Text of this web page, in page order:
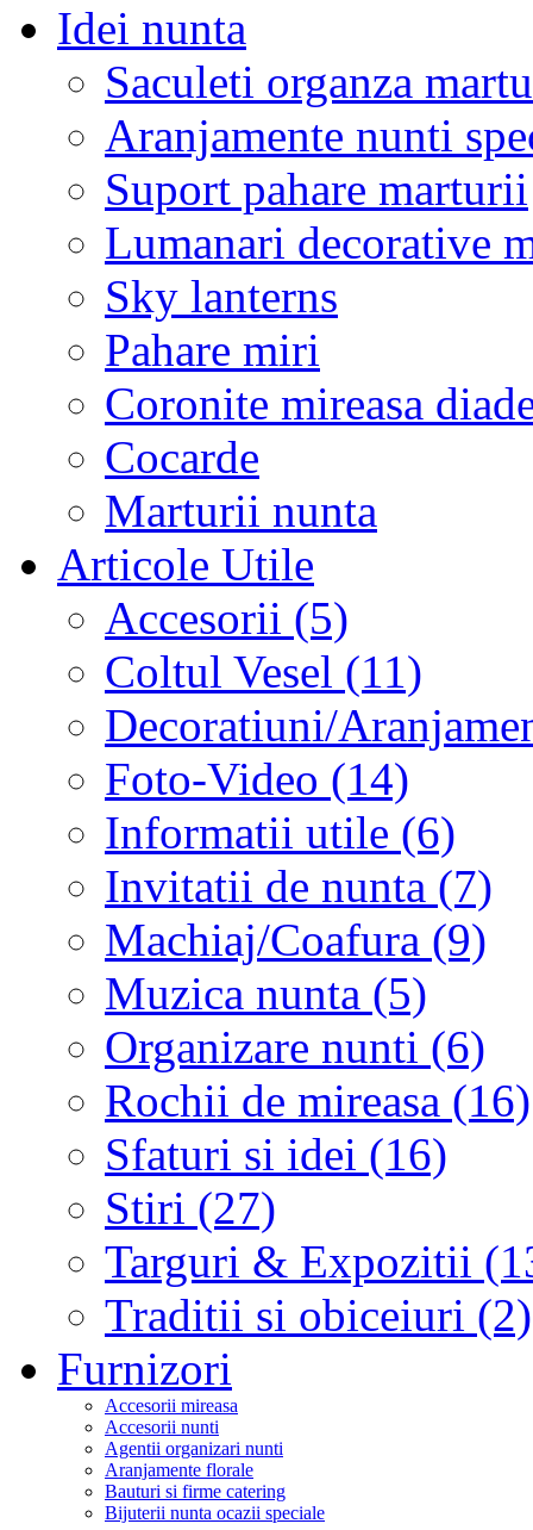
Idei nunta
Saculeti organza
Aranjamente nunti
Suport pahare marturii
Lumanari decorative
Sky lanterns
Pahare miri
Coronite mireasa
Cocarde
Marturii nunta
Articole Utile
Accesorii (5)
Coltul Vesel (11)
Decoratiuni/
Foto-Video (14)
Informatii utile (6)
Invitatii de nunta (7)
Machiaj/Coafura (9)
Muzica nunta (5)
Organizare nunti (6)
Rochii de mireasa (16)
Sfaturi si idei (16)
Stiri (27)
Targuri & Expozitii
Traditii si obiceiuri (2)
Furnizori
Accesorii mireasa
Accesorii nunti
Agentii organizari nunti
Aranjamente florale
Bauturi si firme catering
Bijuterii nunta ocazii speciale